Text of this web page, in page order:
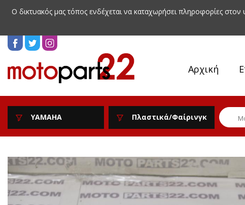
Ο δικτυακός μας τόπος ενδέχεται να καταχωρήσει πληροφορίες
Αρχική
YAMAHA Πλαστικά/Φαίρινγκ